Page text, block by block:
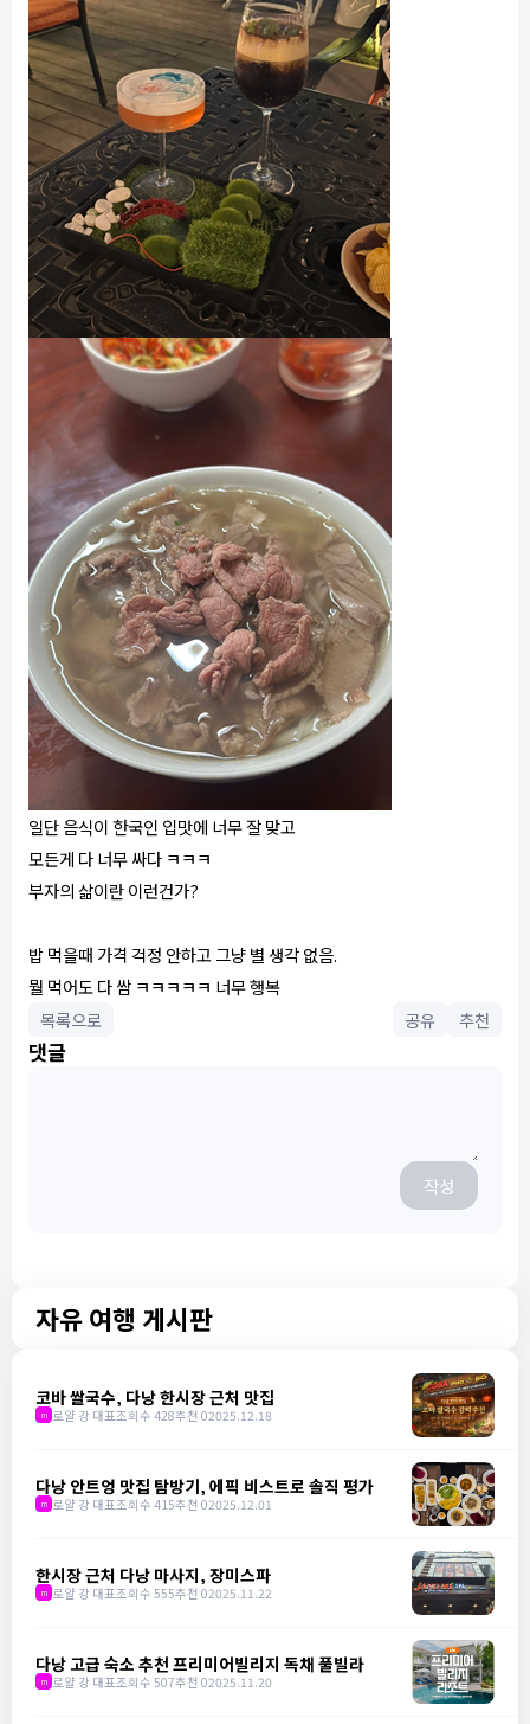
일단 음식이 한국인 입맛에 너무 잘 맞고
모든게 다 너무 싸다 ㅋㅋㅋ
부자의 삶이란 이런건가?
밥 먹을때 가격 걱정 안하고 그냥 별 생각 없음.
뭘 먹어도 다 쌈 ㅋㅋㅋㅋㅋ 너무 행복
목록으로
공유 추천
댓글
작성
자유 여행 게시판
코바 쌀국수, 다낭 한시장 근처 맛집
m 로얄 강 대표 조회수 428추천 02025.12.18
다낭 안트엉 맛집 탐방기, 에픽 비스트로 솔직 평가
m 로얄 강 대표 조회수 415추천 02025.12.01
한시장 근처 다낭 마사지, 장미스파
m 로얄 강 대표 조회수 555추천 02025.11.22
다낭 고급 숙소 추천 프리미어빌리지 독채 풀빌라
m 로얄 강 대표 조회수 507추천 02025.11.20